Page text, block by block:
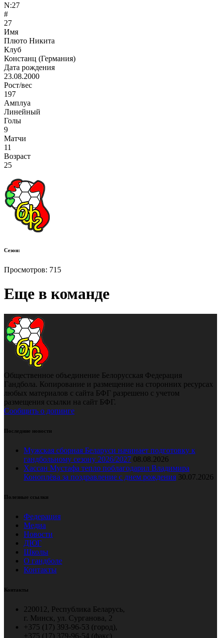
N:27
#
27
Имя
Плюто Никита
Клуб
Констанц (Германия)
Дата рождения
23.08.2000
Рост/вес
197
Амплуа
Линейный
Голы
9
Матчи
11
Возраст
25
Сезон:
Просмотров: 715
Еще в команде
Общественное объединение Белорусская Федерация
Гандбола. Копирование и размещение на сторонних ресурсах
любых материалов с сайта БФГ разрешено с учетом
размещения ссылки на сайт БФГ.
Сообщить о допинге
Последние новости
Мужская сборная Беларуси начинает подготовку к
гандбольному сезону 2026/2027 08.08.2026
Хассан Мустафа тепло поблагодарил Владимира
Коноплёва за поздравление с днем рождения 30.07.2026
Полезные ссылки
Федерация
Медиа
Новости
ДЮГ
Школы
О гандболе
Контакты
Контакты
220012, Республика Беларусь,
г. Минск, ул. Сурганова, 2
+375 (17) 393-96-53 (город),
+375 (17) 379-96-54 (факс)